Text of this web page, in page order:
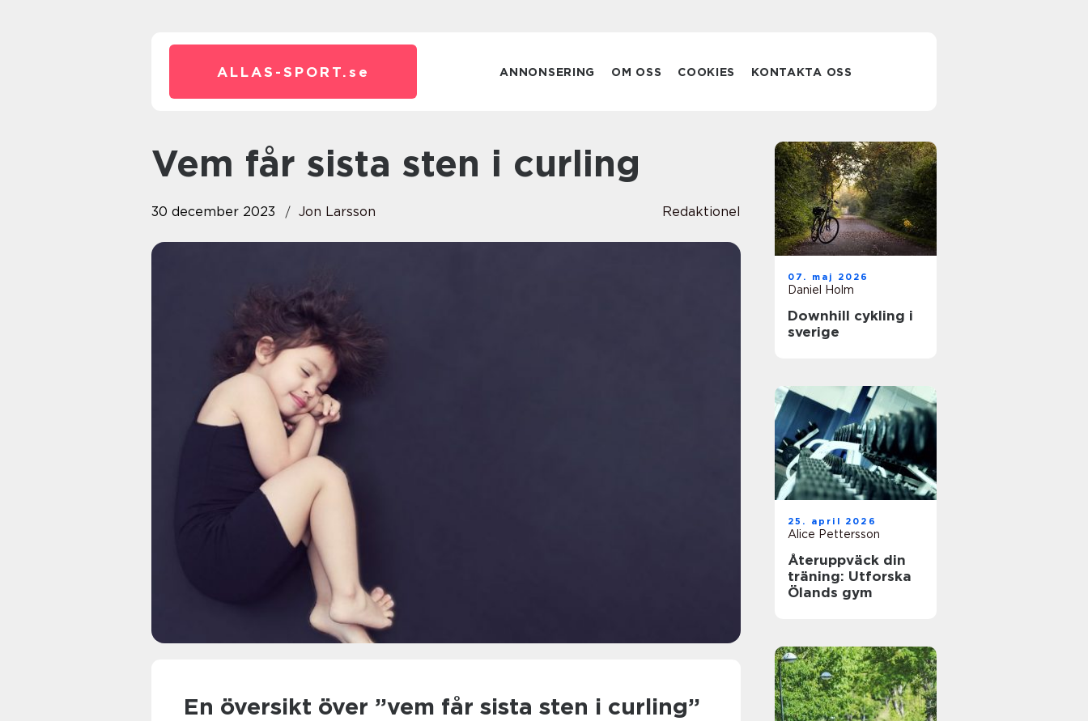
ALLAS-SPORT. se ANNONSERING OM OSS COOKIES KONTAKTA OSS
Vem får sista sten i curling
30 december 2023 Jon Larsson Redaktionel
En översikt över ”vem får sista sten i curling”
07. maj 2026
Daniel Holm
Downhill cykling i
sverige
25. april 2026
Alice Pettersson
Återuppväck din
träning: Utforska
Ölands gym